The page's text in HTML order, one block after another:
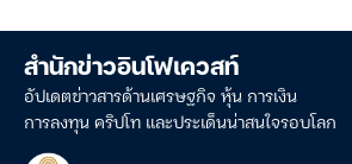
สำนักข่าวอินโฟเควสท์
อัปเดตข่าวสารด้านเศรษฐกิจ หุ้น การเงิน
การลงทุน คริปโท และประเด็นน่าสนใจรอบโลก